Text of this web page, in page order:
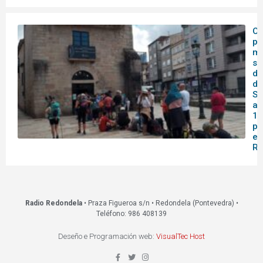
O
de
14
en
Radio Redondela• Praza Figueroa s/n • Redondela (Pontevedra) •
Teléfono: 986 408139
Deseño e Programación web: VisualTec Host